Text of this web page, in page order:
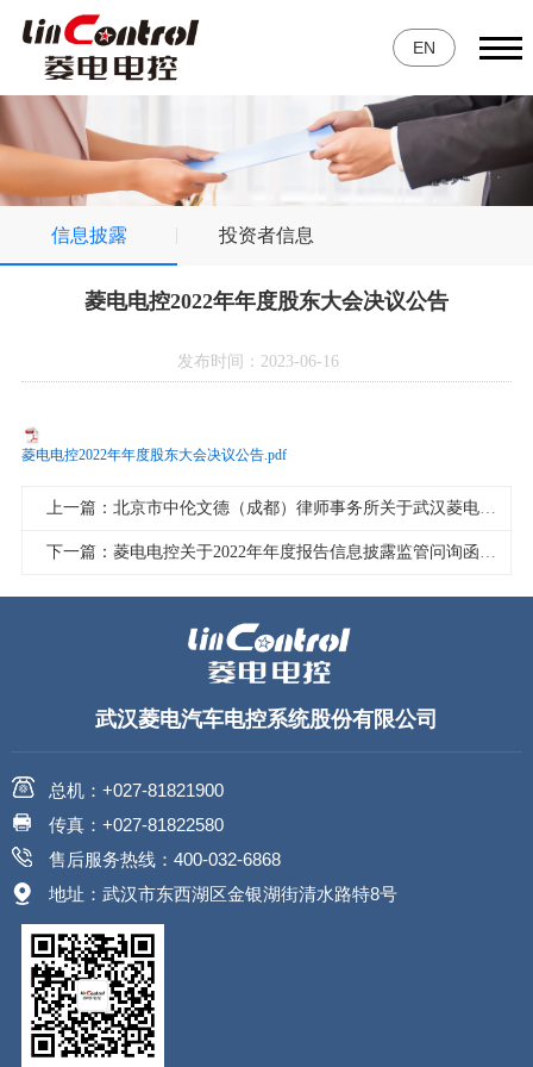
EN
信息披露 投资者信息
菱电电控2022年年度股东大会决议公告
发布时间：2023-06-16
菱电电控2022年年度股东大会决议公告.pdf
上一篇：北京市中伦文德（成都）律师事务所关于武汉菱电汽车电控系统股份有限公司2022年年度股东大会的法律意见书
武汉菱电汽车电控系统股份有限公司
总机：+027-81821900
传真：+027-81822580
售后服务热线：400-032-6868
地址：武汉市东西湖区金银湖街清水路特8号